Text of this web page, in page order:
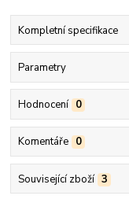
Kompletní specifikace
Parametry
Hodnocení 0
Komentáře 0
Související zboží 3